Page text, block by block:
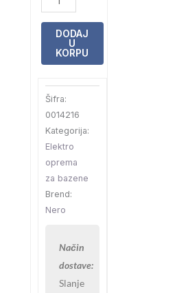
orman
MIDI
+
Nero
količina
DODAJ
U
KORPU
Šifra:
0014216
Kategorija:
Elektro
oprema
za bazene
Brend:
Nero
Način
dostave:
Slanje